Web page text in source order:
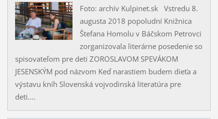
Foto: archív Kulpinet.sk Vstredu 8.
augusta 2018 popoludní Knižnica
Štefana Homolu v Báčskom Petrovci
zorganizovala literárne posedenie so
spisovateľom pre deti ZOROSLAVOM SPEVÁKOM
JESENSKÝM pod názvom Keď narastiem budem dieťa a
výstavu kníh Slovenská vojvodinská literatúra pre
deti....